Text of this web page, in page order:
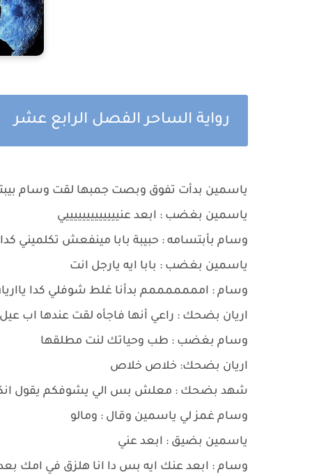
رواية الساحر الفصل الرابع عشر
ياسمين بدأت تفوق وبصت جمبها لقت وسام
ياسمين بغضب : ابعد عنيييييييييييييي
وسام بأبتسامه : حبيبة بابا مينفعش تكلميني
ياسمين بغضب : بابا ايه يارجل انت
وسام : امممممممم بدأنا غلط شوفلي كدا
اريان بضحك : راعي أنها فاجأه لقت عندها اب
وسام بغضب : طب وحياتك لنت مطلقها
اريان بضحك: خلاص خلاص
شهد بضحك : معلش بس الي يشوفكم يقول
وسام غمز لي ياسمين وقال : ومالو
ياسمين بضيق : ابعد عني
وسام : ابعد عنك ايه بس دا انا هلزق في امك